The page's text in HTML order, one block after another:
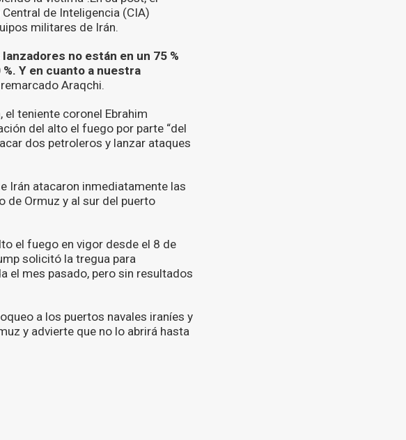
de Inteligencia (CIA)
militares de Irán.
no están en un 75 %
Y en cuanto a nuestra
remarcado Araqchi.
teniente coronel Ebrahim
del alto el fuego por parte “del
dos petroleros y lanzar ataques
Irán atacaron inmediatamente las
de Ormuz y al sur del puerto
el fuego en vigor desde el 8 de
solicitó la tregua para
el mes pasado, pero sin resultados
a los puertos navales iraníes y
y advierte que no lo abrirá hasta